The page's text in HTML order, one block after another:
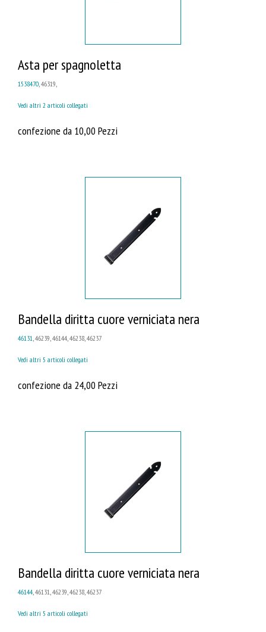
Asta per spagnoletta
1538470, 46319,
Vedi altri 2 articoli collegati
confezione da 10,00 Pezzi
Bandella diritta cuore verniciata nera
46131 , 46239, 46144, 46238, 46237
Vedi altri 5 articoli collegati
confezione da 24,00 Pezzi
Bandella diritta cuore verniciata nera
46144, 46131, 46239, 46238, 46237
Vedi altri 5 articoli collegati